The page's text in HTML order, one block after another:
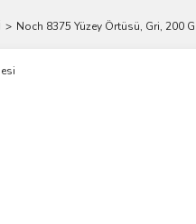
Noch 8375 Yüzey Örtüsü, Gri, 200